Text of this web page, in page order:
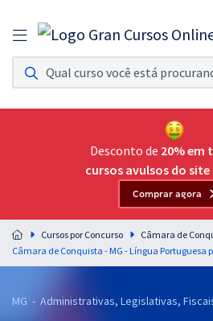
Assinatura Ilimitada 11
Acesso a todos os cursos. Teste grátis por 7 dias!
Assinatura OAB Até Passar
Acesso ilimitado a toda preparação para o
Residências Multiprofissionais
Preparação completa e intensiva para as
residências em saúde do Brasil
Desconto de 20% em
cursos avulsos do site
Comprar agora
Cursos por Concurso
Câmara de
MG - Administrativas, Legislativas,